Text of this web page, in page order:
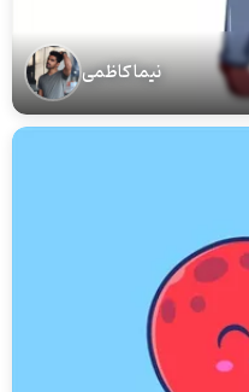
نیما کاظمی